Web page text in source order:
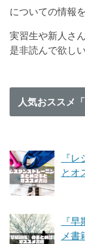
についての情報
実習生や新人さ
是非読んで欲し
人気おススメ
『
とオ
『
メ書